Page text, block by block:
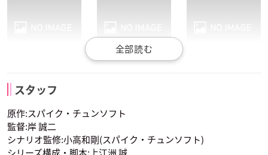
斎藤千和
声優：日笠陽子
スタッフ
原作:スパイク・チュンソフト
監督:岸 誠二
シナリオ監修:小高和剛(スパイク・チュンソフト)